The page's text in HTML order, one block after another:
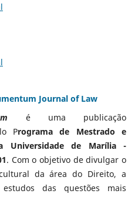
Journal of Law
é uma publicação
Programa de Mestrado e
Universidade de Marília -
. Com o objetivo de divulgar o
da área do Direito, a
das questões mais